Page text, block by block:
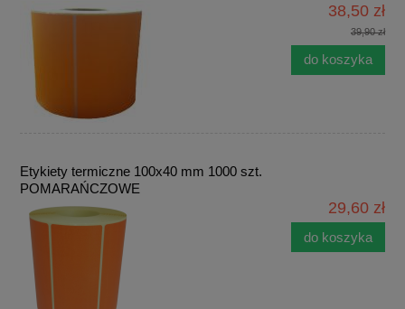
38,50 zł
39,90 zł
do koszyka
Etykiety termiczne 100x40 mm 1000 szt.
POMARAŃCZOWE
29,60 zł
do koszyka